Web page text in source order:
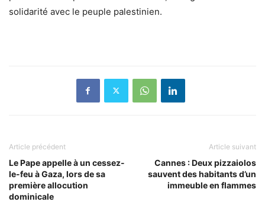
solidarité avec le peuple palestinien.
Article précédent
Le Pape appelle à un cessez-
le-feu à Gaza, lors de sa
première allocution
dominicale
Article suivant
Cannes : Deux pizzaiolos
sauvent des habitants d’un
immeuble en flammes